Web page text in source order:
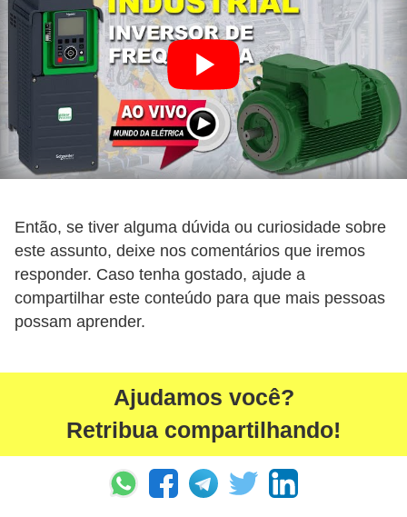
Então, se tiver alguma dúvida ou curiosidade sobre
este assunto, deixe nos comentários que iremos
responder. Caso tenha gostado, ajude a
compartilhar este conteúdo para que mais pessoas
possam aprender.
Ajudamos você?
Retribua compartilhando!
e
r
d
d
e